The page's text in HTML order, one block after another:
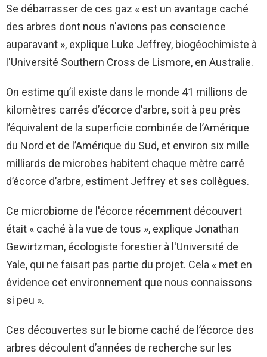
Se débarrasser de ces gaz « est un avantage caché
des arbres dont nous n'avions pas conscience
auparavant », explique Luke Jeffrey, biogéochimiste à
l'Université Southern Cross de Lismore, en Australie.
On estime qu’il existe dans le monde 41 millions de
kilomètres carrés d’écorce d’arbre, soit à peu près
l’équivalent de la superficie combinée de l’Amérique
du Nord et de l’Amérique du Sud, et environ six mille
milliards de microbes habitent chaque mètre carré
d’écorce d’arbre, estiment Jeffrey et ses collègues.
Ce microbiome de l'écorce récemment découvert
était « caché à la vue de tous », explique Jonathan
Gewirtzman, écologiste forestier à l'Université de
Yale, qui ne faisait pas partie du projet. Cela « met en
évidence cet environnement que nous connaissons
si peu ».
Ces découvertes sur le biome caché de l’écorce des
arbres découlent d’années de recherche sur les